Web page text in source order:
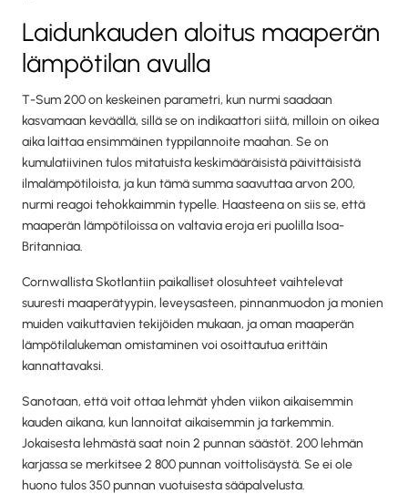
Laidunkauden aloitus maaperän
lämpötilan avulla
T-Sum 200 on keskeinen parametri, kun nurmi saadaan
kasvamaan keväällä, sillä se on indikaattori siitä, milloin on oikea
aika laittaa ensimmäinen typpilannoite maahan. Se on
kumulatiivinen tulos mitatuista keskimääräisistä päivittäisistä
ilmalämpötiloista, ja kun tämä summa saavuttaa arvon 200,
nurmi reagoi tehokkaimmin typelle. Haasteena on siis se, että
maaperän lämpötiloissa on valtavia eroja eri puolilla Isoa-
Britanniaa.
Cornwallista Skotlantiin paikalliset olosuhteet vaihtelevat
suuresti maaperätyypin, leveysasteen, pinnanmuodon ja monien
muiden vaikuttavien tekijöiden mukaan, ja oman maaperän
lämpötilalukeman omistaminen voi osoittautua erittäin
kannattavaksi.
Sanotaan, että voit ottaa lehmät yhden viikon aikaisemmin
kauden aikana, kun lannoitat aikaisemmin ja tarkemmin.
Jokaisesta lehmästä saat noin 2 punnan säästöt. 200 lehmän
karjassa se merkitsee 2 800 punnan voittolisäystä. Se ei ole
huono tulos 350 punnan vuotuisesta sääpalvelusta.